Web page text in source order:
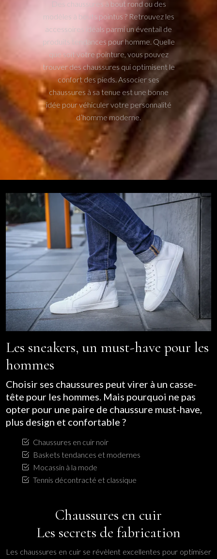
Des chaussures à bout rond ou des
modèles à bouts pointus ? Retrouvez les
accessoires idéals parmi un éventail de
produits tendances pour homme. Quelle
que soit votre pointure, vous pouvez
trouver des chaussures qui optimisent le
confort des pieds. Associer ses
chaussures à sa tenue est une bonne
idée pour véhiculer votre personnalité
d’homme moderne.
Les sneakers, un must-have pour les
hommes
Choisir ses chaussures peut virer à un casse-
tête pour les hommes. Mais pourquoi ne pas
opter pour une paire de chaussure must-have,
plus design et confortable ?
Chaussures en cuir noir
Baskets tendances et modernes
Mocassin à la mode
Tennis décontracté et classique
Chaussures en cuir
Les secrets de fabrication
Les chaussures en cuir se révèlent excellentes pour optimiser